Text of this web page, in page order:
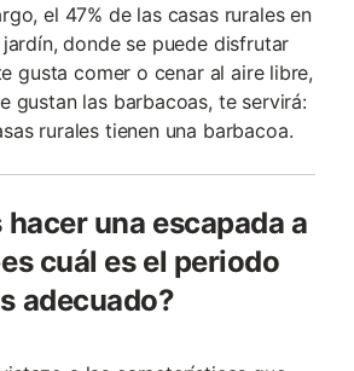
el 47% de las casas rurales en
donde se puede disfrutar
gusta comer o cenar al aire libre,
gustan las barbacoas, te servirá:
rurales tienen una barbacoa.
hacer una escapada a
cuál es el periodo
adecuado?